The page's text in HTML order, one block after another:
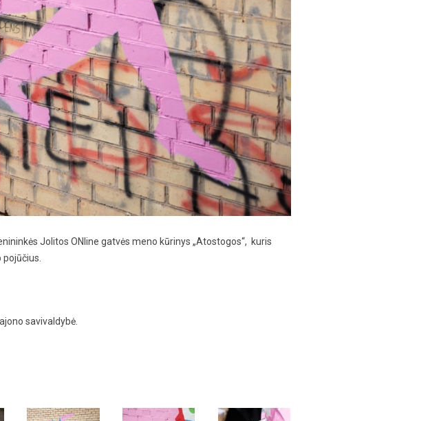
Jolitos ONline gatvės meno kūrinys „Atostogos“, kuris
savivaldybė.